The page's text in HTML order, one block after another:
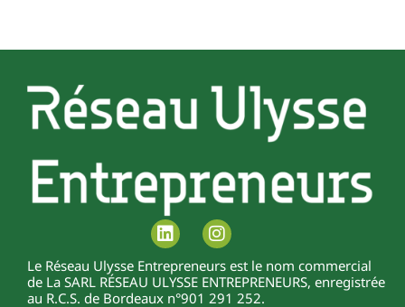
Le Réseau Ulysse Entrepreneurs est le nom commercial
de La SARL RÉSEAU ULYSSE ENTREPRENEURS, enregistrée
au R.C.S. de Bordeaux n°901 291 252.